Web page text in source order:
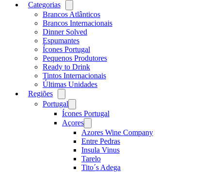
Categorias
menu
Brancos Atlânticos
Brancos Internacionais
Dinner Solved
Espumantes
Ícones Portugal
Pequenos Produtores
Ready to Drink
Tintos Internacionais
Últimas Unidades
Regiões
menu
Portugal
menu
Ícones Portugal
Açores
menu
Azores Wine Company
Entre Pedras
Insula Vinus
Tarelo
Tito´s Adega